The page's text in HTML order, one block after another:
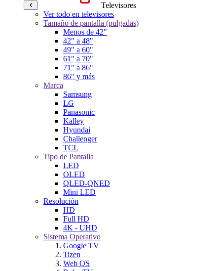
Televisores
Ver todo en televisores
Tamaño de pantalla (pulgadas)
Menos de 42"
42" a 48"
49" a 60"
61" a 70"
71" a 86"
86" y más
Marca
Samsung
LG
Panasonic
Kalley
Hyundai
Challenger
TCL
Tipo de Pantalla
LED
OLED
QLED-QNED
Mini LED
Resolución
HD
Full HD
4K - UHD
Sistema Operativo
Google TV
Tizen
Web OS